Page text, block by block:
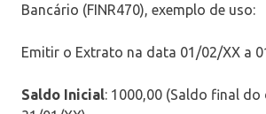
Bancário (FINR470), exemplo de uso:
Emitir o Extrato na data 01/02/XX a
Saldo Inicial: 1000,00 (Saldo final